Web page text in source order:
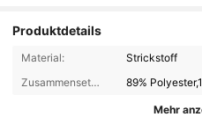
Produktdetails
Material:
Strickstoff
Zusammensetzung:
89%
Mehr